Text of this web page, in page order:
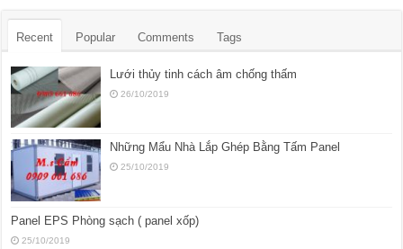
Recent Popular Comments Tags
Lưới thủy tinh cách âm chống thấm
26/10/2019
Những Mẩu Nhà Lắp Ghép Bằng Tấm Panel
25/10/2019
Panel EPS Phòng sạch ( panel xốp)
25/10/2019